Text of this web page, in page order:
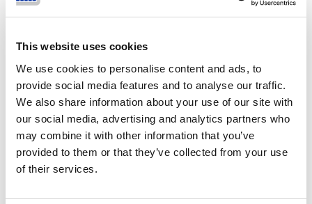
This website uses cookies
We use cookies to personalise content and ads, to
provide social media features and to analyse our traffic.
We also share information about your use of our site with
our social media, advertising and analytics partners who
may combine it with other information that you’ve
provided to them or that they’ve collected from your use
of their services.
A certificação UNI PdR 125:2022 representa outro
Italtractor ITM, particularmente na esfera social
em que a igualdade de gênero é um dos pilares
fundamentais, conforme o Objetivo 5 da Agenda
2030.
Para o ITM, promover a diversidade e a inclusão
é essencial para facilitar a mudança cultural e o
crescimento sustentável a longo prazo.